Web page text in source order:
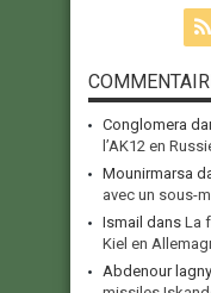
Conglomera
l’AK12 en
Mounirmarsa
avec un sous-
Ismail dans La
Kiel en
Abdenour lagny